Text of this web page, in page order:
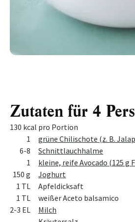
Zutaten für 4
130 kcal pro Portion
Menge
Zutat
1
grüne Chilischote (z. B.
6-8
Schnittlauchhalme
1
kleine, reife Avocado (125 g
150 g
Joghurt
1 TL
Apfeldicksaft
1 TL
weißer Aceto balsamico
2-3 EL
Milch